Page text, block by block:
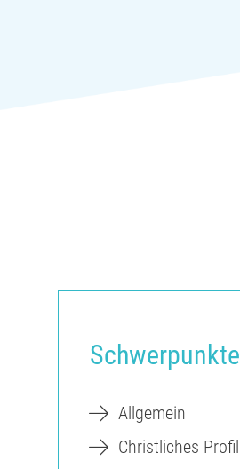
Schwerpunkte
Allgemein
Christliches Profil